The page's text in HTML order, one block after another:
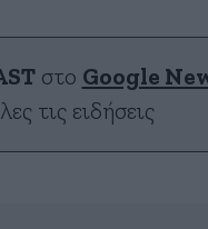
στο Google
τις ειδήσεις